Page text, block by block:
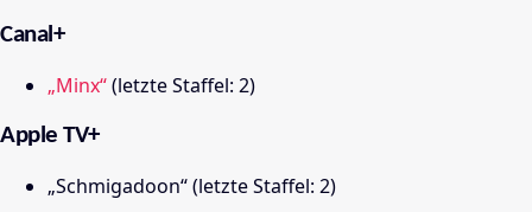
Canal+
„Minx“(letzte Staffel: 2)
Apple TV+
„Schmigadoon“ (letzte Staffel: 2)